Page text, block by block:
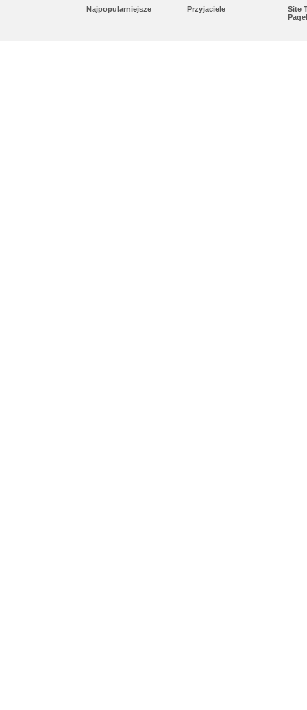
Najpopularniejsze Przyjaciele
Site